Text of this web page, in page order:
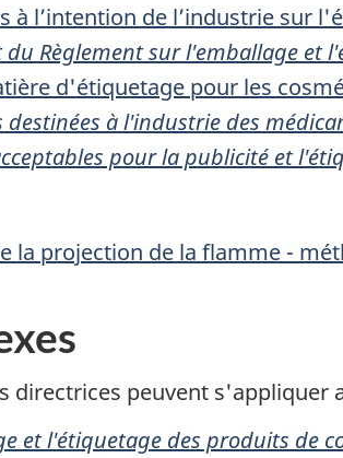
à l’intention de l’industrie sur
du Règlement sur l'emballage et
d'étiquetage pour les
destinées à l'industrie des
pour la publicité et
la projection de la flamme -
directrices peuvent s'appliquer
et l'étiquetage des produits de